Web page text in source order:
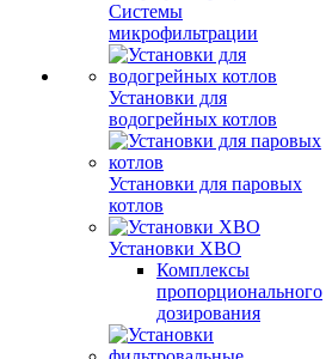
Системы
микрофильтрации
Установки для
водогрейных котлов
Установки для паровых
котлов
Установки ХВО
Комплексы
пропорционального
дозирования